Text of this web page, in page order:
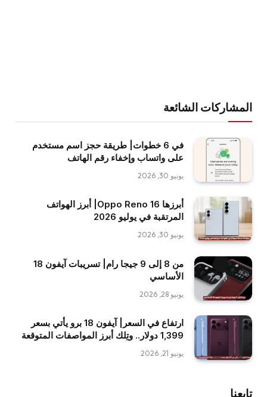
المشاركات الشائعة
في 6 خطوات| طريقة حجز اسم مستخدم
على واتساب وإخفاء رقم الهاتف
يونيو 30, 2026
أبرزها Oppo Reno 16| أبرز الهواتف
المرتقبة في يوليو 2026
يونيو 30, 2026
من 8 إلى 9 جيجا رام| تسريبات آيفون 18
الأساسي
يونيو 28, 2026
ارتفاع في السعر| آيفون 18 برو يأتي بسعر
1,399 دولار.. وتِلك أبرز المواصفات المتوقعة
يونيو 21, 2026
تابعنا